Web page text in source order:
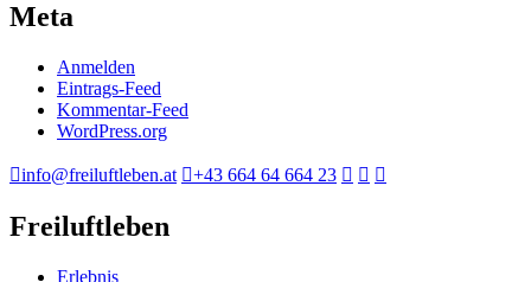
Meta
Anmelden
Eintrags-Feed
Kommentar-Feed
WordPress.org
info@freiluftleben.at +43 664 64 664 23
Freiluftleben
Erlebnis